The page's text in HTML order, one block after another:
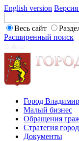
English version
Весь сайт
Расширенный поиск
Город Владимир
Малый бизнес
Обращения
Стратегия
Документы